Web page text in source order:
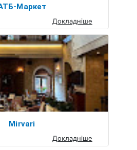
Маркет
Докладніше
Mirvari
Докладніше